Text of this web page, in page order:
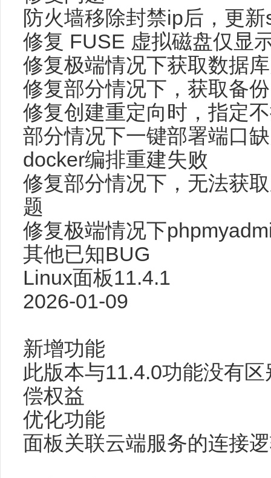
防火墙移除封禁ip后，更
修复 FUSE 虚拟磁盘仅显
修复极端情况下获取数据
修复部分情况下，获取备
修复创建重定向时，指定
部分情况下一键部署端口
docker编排重建失败
修复部分情况下，无法获
题
修复极端情况下
其他已知BUG
Linux面板11.4.1
2026-01-09
新增功能
此版本与11.4.0功能没有
偿权益
优化功能
面板关联云端服务的连接